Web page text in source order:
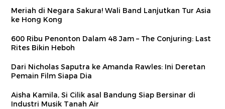
Meriah di Negara Sakura! Wali Band Lanjutkan Tur Asia
ke Hong Kong
600 Ribu Penonton Dalam 48 Jam – The Conjuring: Last
Rites Bikin Heboh
Dari Nicholas Saputra ke Amanda Rawles: Ini Deretan
Pemain Film Siapa Dia
Aisha Kamila, Si Cilik asal Bandung Siap Bersinar di
Industri Musik Tanah Air